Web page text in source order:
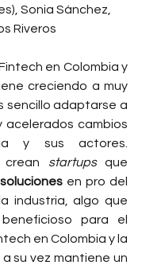
Sonia Sánchez,
Riveros
en Colombia y
creciendo a muy
sencillo adaptarse a
acelerados cambios
y sus actores.
crean startups que
en pro del
industria, algo que
para el
en Colombia y la
su vez mantiene un